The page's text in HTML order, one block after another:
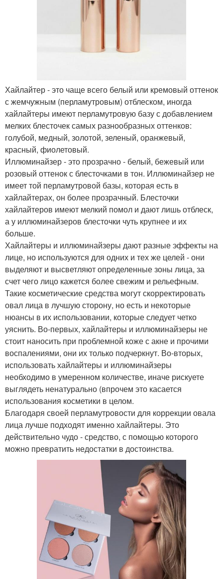
Хайлайтер - это чаще всего белый или кремовый оттенок
с жемчужным (перламутровым) отблеском, иногда
хайлайтеры имеют перламутровую базу с добавлением
мелких блесточек самых разнообразных оттенков:
голубой, медный, золотой, зеленый, оранжевый,
красный, фиолетовый.
Иллюминайзер - это прозрачно - белый, бежевый или
розовый оттенок с блесточками в тон. Иллюминайзер не
имеет той перламутровой базы, которая есть в
хайлайтерах, он более прозрачный. Блесточки
хайлайтеров имеют мелкий помол и дают лишь отблеск,
а у иллюминайзеров блесточки чуть крупнее и их
больше.
Хайлайтеры и иллюминайзеры дают разные эффекты на
лице, но используются для одних и тех же целей - они
выделяют и высветляют определенные зоны лица, за
счет чего лицо кажется более свежим и рельефным.
Такие косметические средства могут скорректировать
овал лица в лучшую сторону, но есть и некоторые
нюансы в их использовании, которые следует четко
уяснить. Во-первых, хайлайтеры и иллюминайзеры не
стоит наносить при проблемной коже с акне и прочими
воспалениями, они их только подчеркнут. Во-вторых,
использовать хайлайтеры и иллюминайзеры
необходимо в умеренном количестве, иначе рискуете
выглядеть ненатурально (впрочем это касается
использования косметики в целом.
Благодаря своей перламутровости для коррекции овала
лица лучше подходят именно хайлайтеры. Это
действительно чудо - средство, с помощью которого
можно превратить недостатки в достоинства.